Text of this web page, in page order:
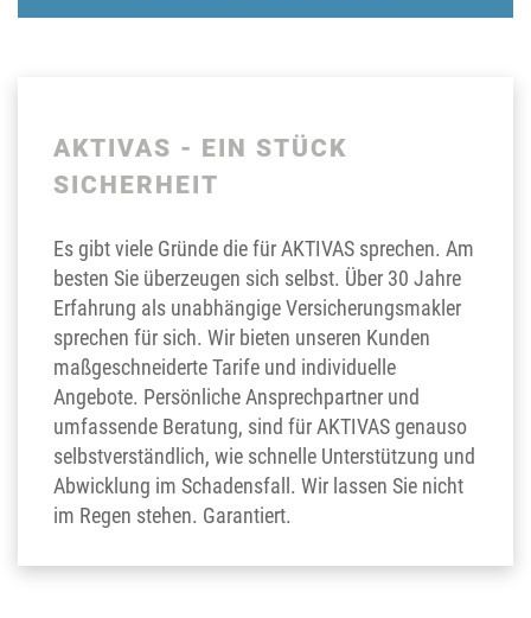
AKTIVAS - EIN STÜCK
SICHERHEIT
Es gibt viele Gründe die für AKTIVAS sprechen. Am
besten Sie überzeugen sich selbst. Über 30 Jahre
Erfahrung als unabhängige Versicherungsmakler
sprechen für sich. Wir bieten unseren Kunden
maßgeschneiderte Tarife und individuelle
Angebote. Persönliche Ansprechpartner und
umfassende Beratung, sind für AKTIVAS genauso
selbstverständlich, wie schnelle Unterstützung und
Abwicklung im Schadensfall. Wir lassen Sie nicht
im Regen stehen. Garantiert.